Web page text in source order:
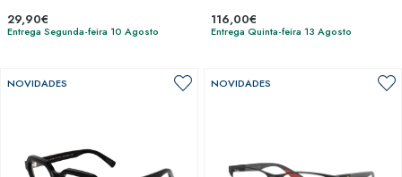
29,90€
Entrega Segunda-feira 10 Agosto
116,00€
Entrega Quinta-feira 13 Agosto
NOVIDADES NOVIDADES